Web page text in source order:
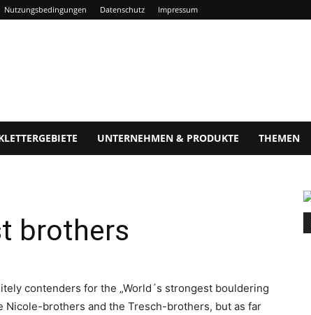
Nutzungsbedingungen Datenschutz Impressum
UNTERNEHMEN & PRODUKTE THEMEN
brothers
contenders for the „World´s strongest bouldering
Nicole-brothers and the Tresch-brothers, but as far